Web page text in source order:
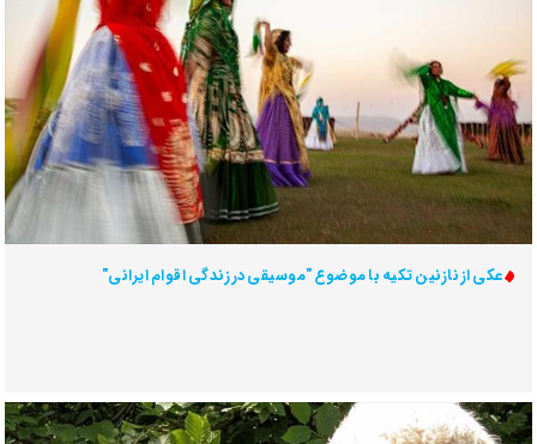
عکی از نازنین تکیه با موضوع "موسیقی در زندگی اقوام ایرانی"